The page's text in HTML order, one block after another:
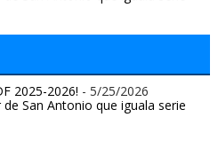
2025-2026! - 5/25/2026
San Antonio que iguala serie